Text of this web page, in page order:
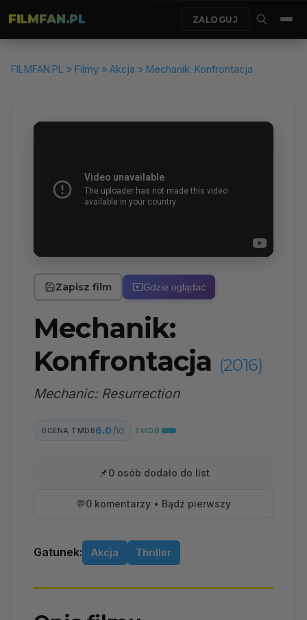
FILMFAN.PL ZALOGUJ
FILMFAN.PL » Filmy » Akcja » Mechanik: Konfrontacja
Zapisz film Gdzie oglądać
Mechanik:
Konfrontacja (2016)
Mechanic: Resurrection
OCENA TMDB6.0 /10
📌0 osób dodało do list
💬0 komentarzy • Bądź pierwszy
Gatunek: Akcja Thriller